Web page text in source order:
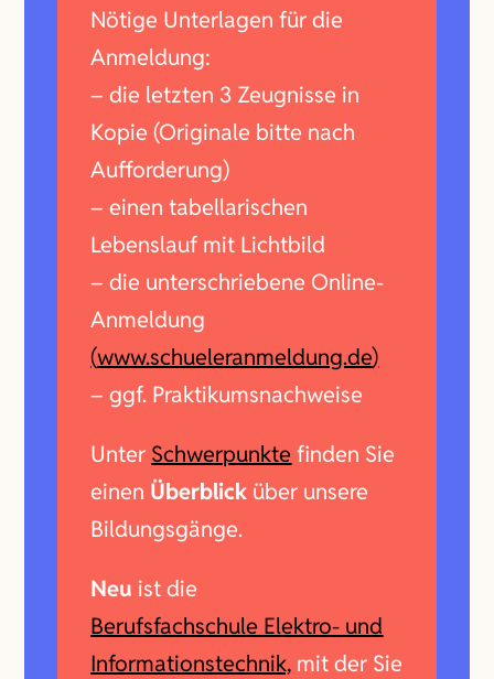
Nötige Unterlagen für die
Anmeldung:
– die letzten 3 Zeugnisse in
Kopie (Originale bitte nach
Aufforderung)
– einen tabellarischen
Lebenslauf mit Lichtbild
– die unterschriebene Online-
Anmeldung
(www.schueleranmeldung.de)
– ggf. Praktikumsnachweise
Unter Schwerpunkte finden Sie
einen Überblick über unsere
Bildungsgänge.
Neu ist die
Berufsfachschule Elektro- und
Informationstechnik, mit der Sie